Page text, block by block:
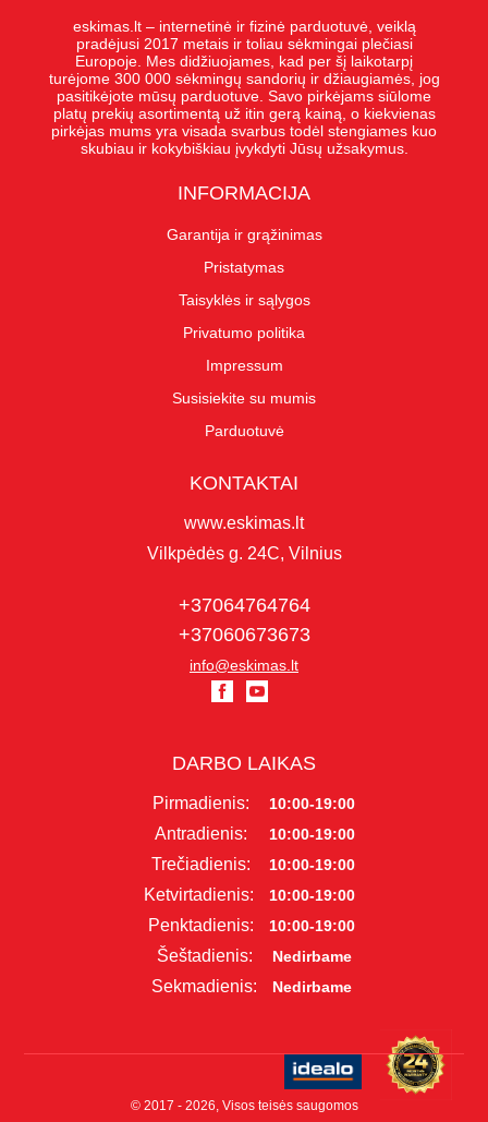
eskimas.lt – internetinė ir fizinė parduotuvė, veiklą
pradėjusi 2017 metais ir toliau sėkmingai plečiasi
Europoje. Mes didžiuojames, kad per šį laikotarpį
turėjome 300 000 sėkmingų sandorių ir džiaugiamės, jog
pasitikėjote mūsų parduotuve. Savo pirkėjams siūlome
platų prekių asortimentą už itin gerą kainą, o kiekvienas
pirkėjas mums yra visada svarbus todėl stengiames kuo
skubiau ir kokybiškiau įvykdyti Jūsų užsakymus.
INFORMACIJA
Garantija ir grąžinimas
Pristatymas
Taisyklės ir sąlygos
Privatumo politika
Impressum
Susisiekite su mumis
Parduotuvė
KONTAKTAI
www.eskimas.lt
Vilkpėdės g. 24C, Vilnius
+37064764764
+37060673673
info@eskimas.lt
DARBO LAIKAS
Pirmadienis: 10:00-19:00
Antradienis: 10:00-19:00
Trečiadienis: 10:00-19:00
Ketvirtadienis: 10:00-19:00
Penktadienis: 10:00-19:00
Šeštadienis: Nedirbame
Sekmadienis: Nedirbame
© 2017 - 2026, Visos teisės saugomos